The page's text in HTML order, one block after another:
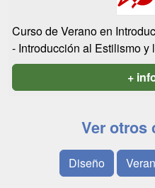
Curso de Verano en
- Introducción al Estilismo y
+
Ver otros
Diseño